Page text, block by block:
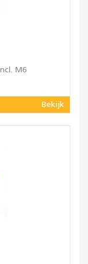
M6
Bekijk